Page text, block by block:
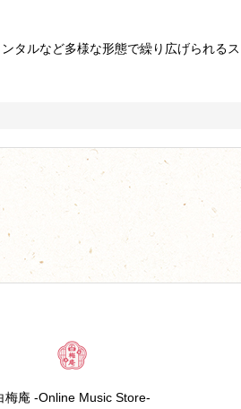
タルなど多様な形態で繰り広げられるス
梅庵 -Online Music Store-